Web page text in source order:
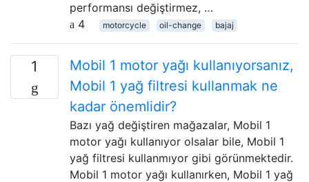
performansı değiştirmez, …
4
motorcycle oil-change bajaj
1
Mobil 1 motor yağı kullanıyorsanız,
Mobil 1 yağ filtresi kullanmak ne
kadar önemlidir?
Bazı yağ değiştiren mağazalar, Mobil 1
motor yağı kullanıyor olsalar bile, Mobil 1
yağ filtresi kullanmıyor gibi görünmektedir.
Mobil 1 motor yağı kullanırken, Mobil 1 yağ